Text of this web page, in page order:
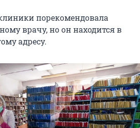
порекомендовала
врачу, но он находится в
адресу.